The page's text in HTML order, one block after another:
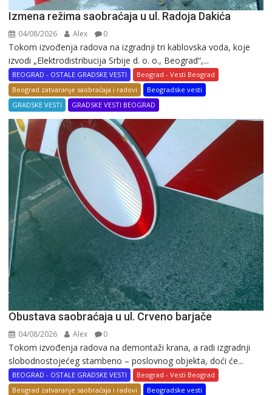
Izmena režima saobraćaja u ul. Radoja Dakića
04/08/2026 Alex 0
Tokom izvođenja radova na izgradnji tri kablovska voda, koje
izvodi „Elektrodistribucija Srbije d. o. o., Beograd“,...
BEOGRAD - OSTALE GRADSKE VESTI
Beograd - Vesti Beograd
Beograd zatvaranje saobraćaja i radovi
Beogradske vesti
GRADSKE VESTI
GRADSKE VESTI BEOGRAD
Obustava saobraćaja u ul. Crveno barjače
04/08/2026 Alex 0
Tokom izvođenja radova na demontaži krana, a radi izgradnji
slobodnostojećeg stambeno – poslovnog objekta, doći će...
BEOGRAD - OSTALE GRADSKE VESTI
Beograd - Vesti Beograd
Beograd zatvaranje saobraćaja i radovi
Beogradske vesti